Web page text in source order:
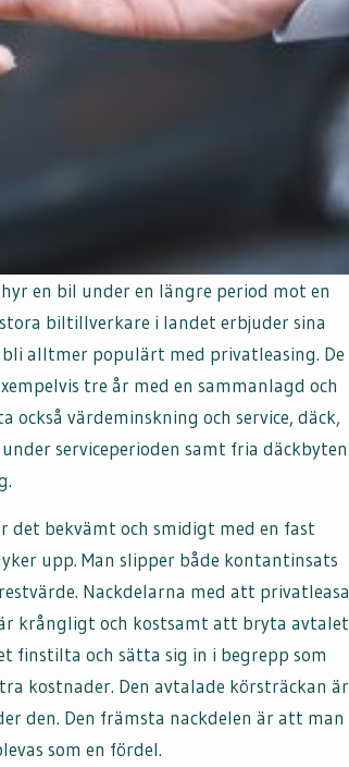
en bil under en längre period mot en
biltillverkare i landet erbjuder sina
alltmer populärt med privatleasing. De
tre år med en sammanlagd och
värdeminskning och service, däck,
serviceperioden samt fria däckbyten
bekvämt och smidigt med en fast
upp. Man slipper både kontantinsats
Nackdelarna med att privatleasa
krångligt och kostsamt att bryta avtalet
finstilta och sätta sig in i begrepp som
kostnader. Den avtalade körsträckan är
den. Den främsta nackdelen är att man
som en fördel.